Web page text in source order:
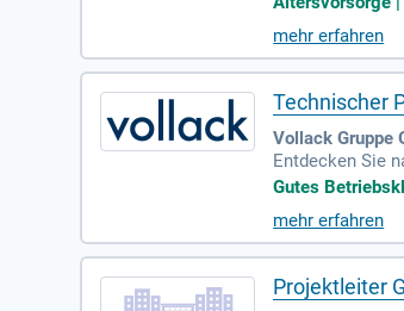
v, damit jede
bereit, deine
mehr erfahren
Technischer
Vollack Gruppe
Entdecken Sie
nder
rchien schaffen
z, mit
Gutes
mehr erfahren
Projektleiter